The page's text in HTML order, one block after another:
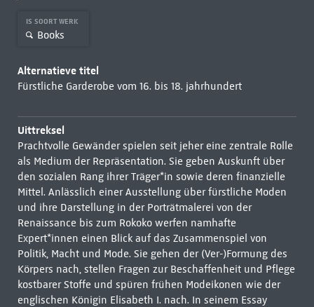
IS SOORT WERK
Books
Alternatieve titel
Fürstliche Garderobe vom 16. bis 18. jahrhundert
Uittreksel
Prachtvolle Gewänder spielen seit jeher eine zentrale Rolle
als Medium der Repräsentation. Sie geben Auskunft über
den sozialen Rang ihrer Träger*in sowie deren finanzielle
Mittel. Anlässlich einer Ausstellung über fürstliche Moden
und ihre Darstellung in der Porträtmalerei von der
Renaissance bis zum Rokoko werfen namhafte
Expert*innen einen Blick auf das Zusammenspiel von
Politik, Macht und Mode. Sie gehen der (Ver-)Formung des
Körpers nach, stellen Fragen zur Beschaffenheit und Pflege
kostbarer Stoffe und spüren frühen Modeikonen wie der
englischen Königin Elisabeth I. nach. In seinem Essay